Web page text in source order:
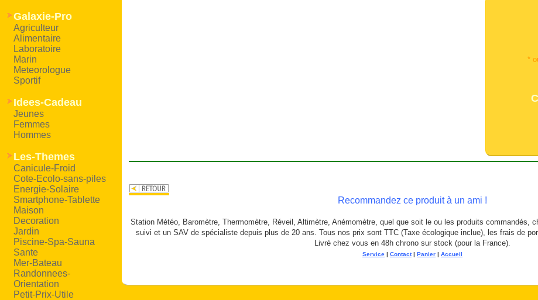
Galaxie-Pro
Agriculteur
Alimentaire
Laboratoire
Marin
Meteorologue
Sportif
Idees-Cadeau
Jeunes
Femmes
Hommes
Les-Themes
Canicule-Froid
Cote-Ecolo-sans-piles
Energie-Solaire
Smartphone-Tablette
Maison
Decoration
Jardin
Piscine-Spa-Sauna
Sante
Mer-Bateau
Randonnees-
Orientation
Petit-Prix-Utile
*
Recommandez ce produit à un ami !
Station Météo, Baromètre, Thermomètre, Réveil, Altimètre, Anémomètre, quel que soit le ou les produits commandés,
suivi et un SAV de spécialiste depuis plus de 20 ans. Tous nos prix sont TTC (Taxe écologique inclue), les frais de
Livré chez vous en 48h chrono sur stock (pour la France).
Service | Contact| Panier | Accueil